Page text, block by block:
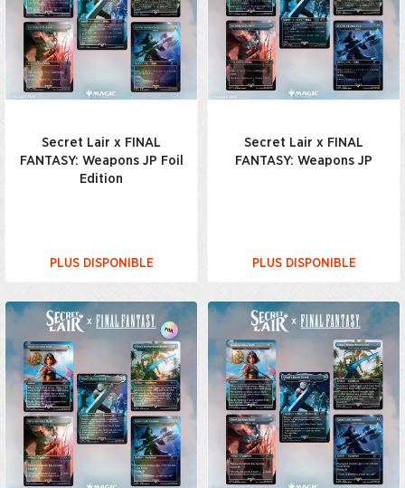
Secret Lair x FINAL
FANTASY: Weapons JP Foil
Edition
PLUS DISPONIBLE
Secret Lair x FINAL
FANTASY: Weapons JP
PLUS DISPONIBLE